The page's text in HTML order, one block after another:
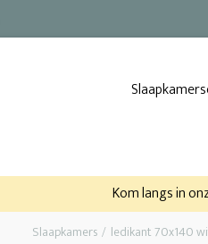
Kom langs in
Slaapkamers ledikant 70x140